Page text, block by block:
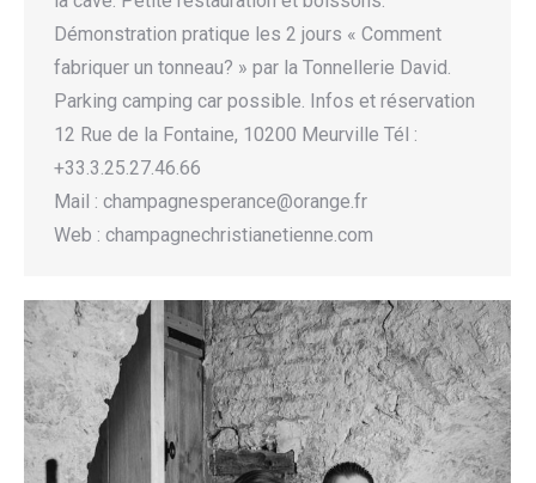
Démonstration pratique les 2 jours « Comment
fabriquer un tonneau? » par la Tonnellerie David.
Parking camping car possible. Infos et réservation
12 Rue de la Fontaine, 10200 Meurville Tél :
+33.3.25.27.46.66
Mail : champagnesperance@orange.fr
Web : champagnechristianetienne.com